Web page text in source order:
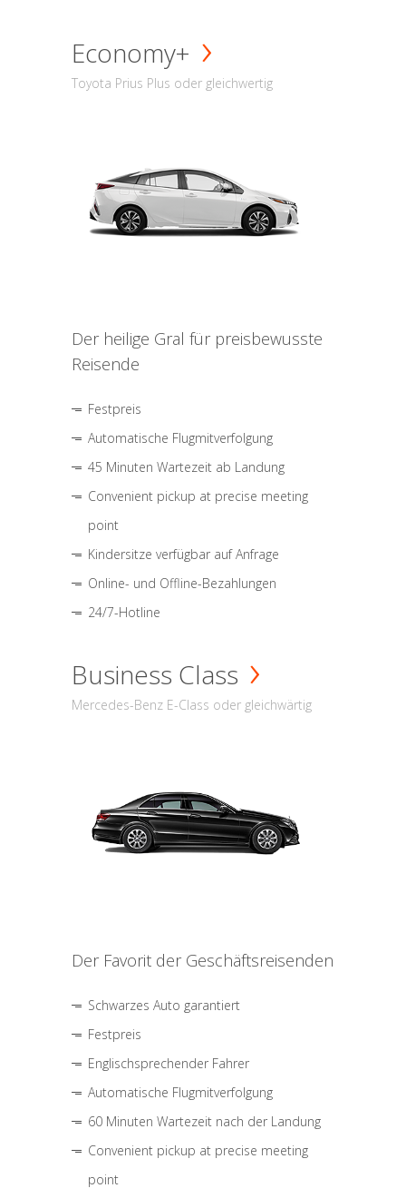
Economy+
Toyota Prius Plus oder gleichwertig
Der heilige Gral für preisbewusste
Reisende
Festpreis
Automatische Flugmitverfolgung
45 Minuten Wartezeit ab Landung
Convenient pickup at precise meeting
point
Kindersitze verfügbar auf Anfrage
Online- und Offline-Bezahlungen
24/7-Hotline
Business Class
Mercedes-Benz E-Class oder gleichwärtig
Der Favorit der Geschäftsreisenden
Schwarzes Auto garantiert
Festpreis
Englischsprechender Fahrer
Automatische Flugmitverfolgung
60 Minuten Wartezeit nach der Landung
Convenient pickup at precise meeting
point